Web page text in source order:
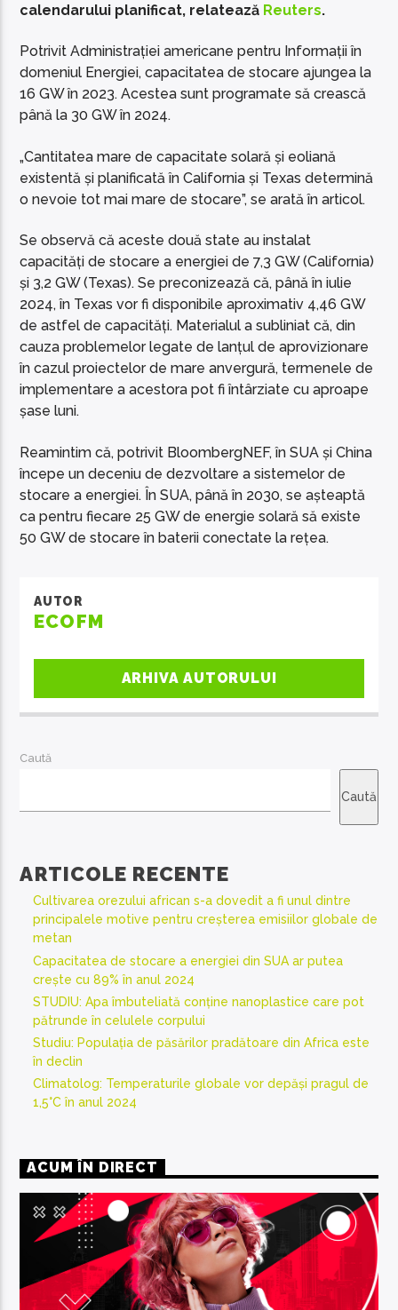
calendarului planificat, relatează Reuters.
Potrivit Administrației americane pentru Informații în
domeniul Energiei, capacitatea de stocare ajungea la
16 GW în 2023. Acestea sunt programate să crească
până la 30 GW în 2024.
„Cantitatea mare de capacitate solară și eoliană
existentă și planificată în California și Texas determină
o nevoie tot mai mare de stocare”, se arată în articol.
Se observă că aceste două state au instalat
capacități de stocare a energiei de 7,3 GW (California)
și 3,2 GW (Texas). Se preconizează că, până în iulie
2024, în Texas vor fi disponibile aproximativ 4,46 GW
de astfel de capacități. Materialul a subliniat că, din
cauza problemelor legate de lanțul de aprovizionare
în cazul proiectelor de mare anvergură, termenele de
implementare a acestora pot fi întârziate cu aproape
șase luni.
Reamintim că, potrivit BloombergNEF, în SUA și China
începe un deceniu de dezvoltare a sistemelor de
stocare a energiei. În SUA, până în 2030, se așteaptă
ca pentru fiecare 25 GW de energie solară să existe
50 GW de stocare în baterii conectate la rețea.
AUTOR
ECOFM
ARHIVA AUTORULUI
Caută
Caută
ARTICOLE RECENTE
Cultivarea orezului african s-a dovedit a fi unul dintre
principalele motive pentru creșterea emisiilor globale de
metan
Capacitatea de stocare a energiei din SUA ar putea
crește cu 89% în anul 2024
STUDIU: Apa îmbuteliată conține nanoplastice care pot
pătrunde în celulele corpului
Studiu: Populația de păsărilor pradătoare din Africa este
în declin
Climatolog: Temperaturile globale vor depăși pragul de
1,5°C în anul 2024
ACUM ÎN DIRECT